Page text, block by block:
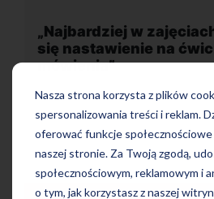
Nasza strona korzysta z plików
spersonalizowania treści i reklam.
oferować funkcje społecznościowe
naszej stronie. Za Twoją zgodą,
społecznościowym, reklamowym i
o tym, jak korzystasz z naszej
„Wygodna,
położona w